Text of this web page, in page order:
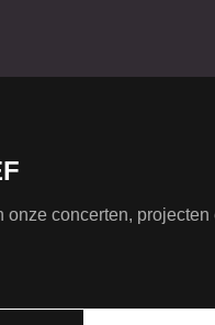
onze concerten, projecten